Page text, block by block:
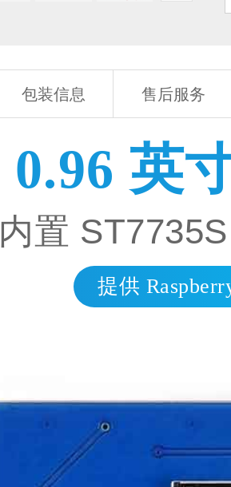
包装信息 售后服务
0.96 英
内置
提供